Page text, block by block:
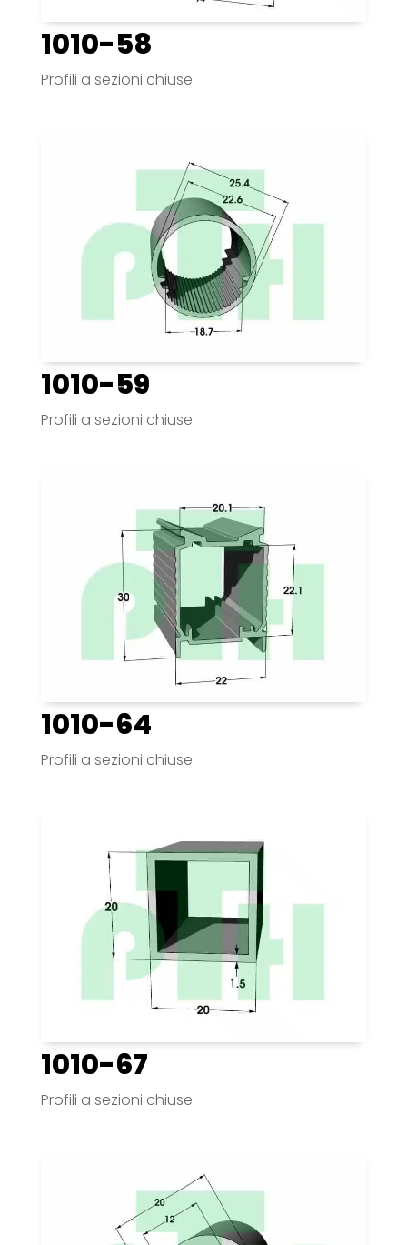
1010-58
Profili a sezioni chiuse
1010-59
Profili a sezioni chiuse
1010-64
Profili a sezioni chiuse
1010-67
Profili a sezioni chiuse